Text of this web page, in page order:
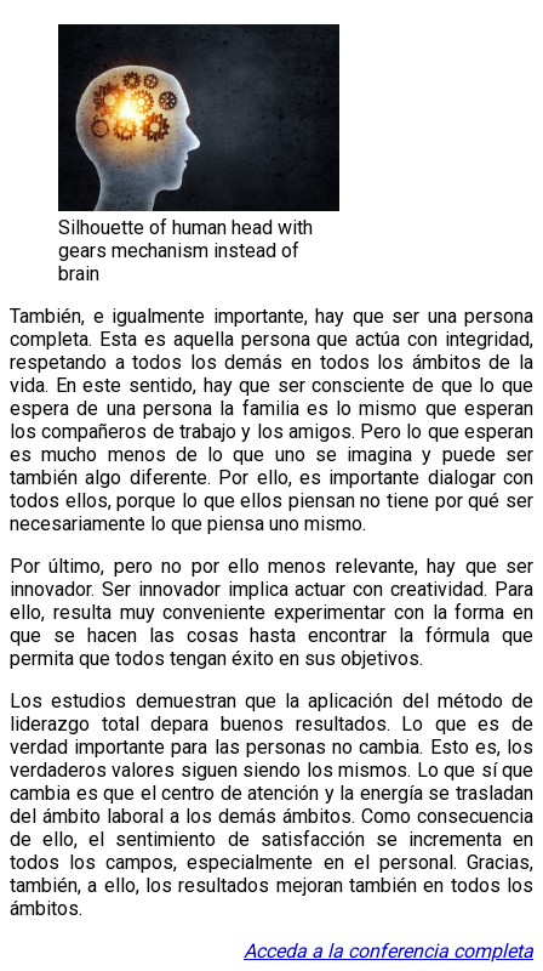
Silhouette of human head with
gears mechanism instead of
brain
También, e igualmente importante, hay que ser una persona
completa. Esta es aquella persona que actúa con integridad,
respetando a todos los demás en todos los ámbitos de la
vida. En este sentido, hay que ser consciente de que lo que
espera de una persona la familia es lo mismo que esperan
los compañeros de trabajo y los amigos. Pero lo que esperan
es mucho menos de lo que uno se imagina y puede ser
también algo diferente. Por ello, es importante dialogar con
todos ellos, porque lo que ellos piensan no tiene por qué ser
necesariamente lo que piensa uno mismo.
Por último, pero no por ello menos relevante, hay que ser
innovador. Ser innovador implica actuar con creatividad. Para
ello, resulta muy conveniente experimentar con la forma en
que se hacen las cosas hasta encontrar la fórmula que
permita que todos tengan éxito en sus objetivos.
Los estudios demuestran que la aplicación del método de
liderazgo total depara buenos resultados. Lo que es de
verdad importante para las personas no cambia. Esto es, los
verdaderos valores siguen siendo los mismos. Lo que sí que
cambia es que el centro de atención y la energía se trasladan
del ámbito laboral a los demás ámbitos. Como consecuencia
de ello, el sentimiento de satisfacción se incrementa en
todos los campos, especialmente en el personal. Gracias,
también, a ello, los resultados mejoran también en todos los
ámbitos.
Acceda a la conferencia completa